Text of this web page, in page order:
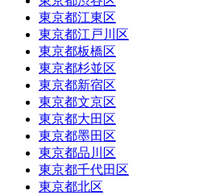
東京都江東区
東京都江戸川区
東京都板橋区
東京都杉並区
東京都新宿区
東京都文京区
東京都大田区
東京都墨田区
東京都品川区
東京都千代田区
東京都北区